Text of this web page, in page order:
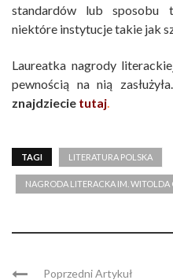
standardów lub sposobu
niektóre instytucje takie jak
Laureatka nagrody
pewnością na nią zasłużyła.
znajdziecie tutaj.
TAGI LITERATURA POLSKA
NAGRODA LITERACKA IM.
Poprzedni Artykuł